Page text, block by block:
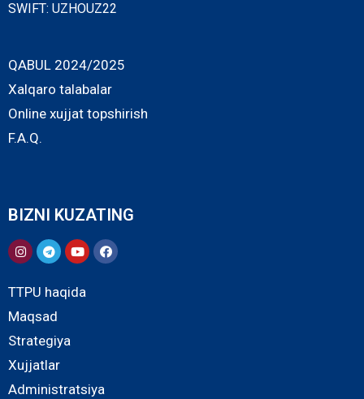
SWIFT: UZHOUZ22
QABUL 2024/2025
Xalqaro talabalar
Online xujjat topshirish
F.A.Q.
BIZNI KUZATING
TTPU haqida
Maqsad
Strategiya
Xujjatlar
Administratsiya